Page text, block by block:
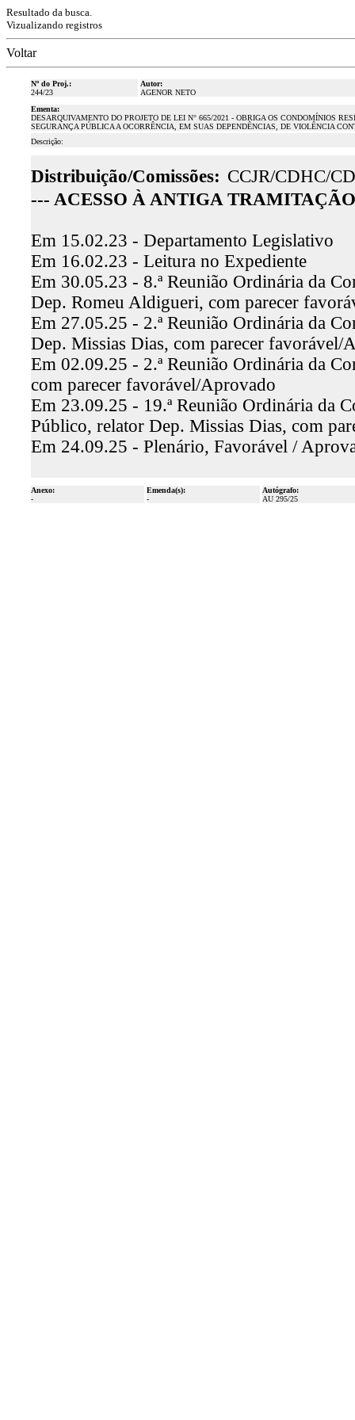
Resultado da busca.
Vizualizando registros
Voltar
Nº do Proj.:
244/23
Autor:
AGENOR NETO
Ementa:
DESARQUIVAMENTO DO PROJETO DE LEI N° 665/2021 - OBRIGA OS CONDOMÍNIOS
SEGURANÇA PÚBLICA A OCORRÊNCIA, EM SUAS DEPENDÊNCIAS, DE VIOLÊNCIA
Descrição:
Distribuição/Comissões: CCJR/CDHC/
--- ACESSO À ANTIGA
Em 15.02.23 - Departamento Legislativo
Em 16.02.23 - Leitura no Expediente
Em 30.05.23 - 8.ª Reunião Ordinária da
Dep. Romeu Aldigueri, com parecer
Em 27.05.25 - 2.ª Reunião Ordinária da
Dep. Missias Dias, com parecer favorável/
Em 02.09.25 - 2.ª Reunião Ordinária da
com parecer favorável/Aprovado
Em 23.09.25 - 19.ª Reunião Ordinária da
Público, relator Dep. Missias Dias, com
Em 24.09.25 - Plenário, Favorável /
Anexo:
-
Emenda(s):
-
Autógrafo:
AU 295/25